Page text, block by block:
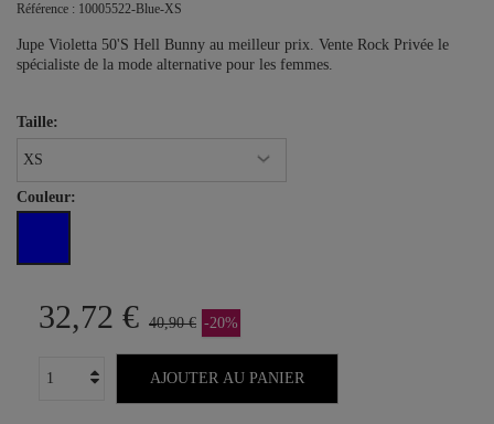
Référence : 10005522-Blue-XS
Jupe Violetta 50'S Hell Bunny au meilleur prix. Vente Rock Privée le
spécialiste de la mode alternative pour les femmes.
Taille:
Couleur:
32,72 € 40,90 € -20%
AJOUTER AU PANIER